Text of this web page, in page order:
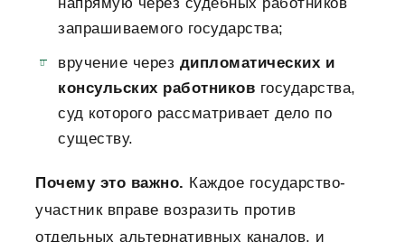
напрямую через судебных работников
запрашиваемого государства;
вручение через дипломатических и
консульских работников государства,
суд которого рассматривает дело по
существу.
Почему это важно. Каждое государство-
участник вправе возразить против
отдельных альтернативных каналов, и